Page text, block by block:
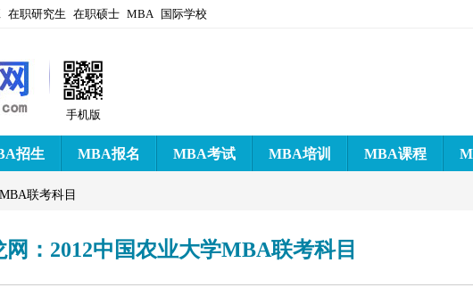
在职研究生 在职硕士 MBA 国际学校
手机版
招生 MBA报名 MBA考试 MBA培训 MBA课程
MBA联考科目
网：2012中国农业大学MBA联考科目